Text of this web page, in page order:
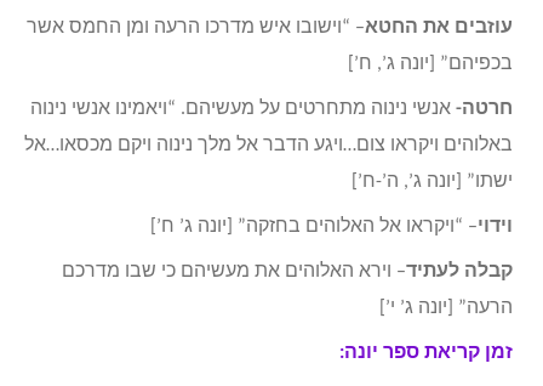
עוזבים את החטא– “וישובו איש מדרכו הרעה ומן החמס אשר
בכפיהם” [יונה ג’, ח’]
חרטה- אנשי נינוה מתחרטים על מעשיהם. “ויאמינו אנשי נינוה
באלוהים ויקראו צום…ויגע הדבר אל מלך נינוה ויקם מכסאו…אל
ישתו” [יונה ג’, ה’-ח’]
וידוי– “ויקראו אל האלוהים בחזקה” [יונה ג’ ח’]
קבלה לעתיד– וירא האלוהים את מעשיהם כי שבו מדרכם
הרעה” [יונה ג’ י’]
זמן קריאת ספר יונה: